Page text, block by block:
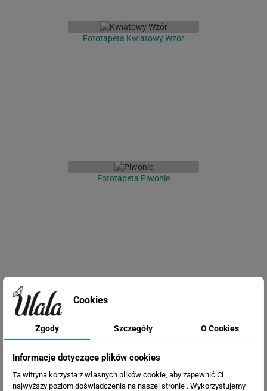
Fototapeta Kwiatowy Wzór
Fototapeta Piwonie
Cookies
Zgody Szczegóły O Cookies
Informacje dotyczące plików cookies
Ta witryna korzysta z własnych plików cookie, aby zapewnić Ci
najwyższy poziom doświadczenia na naszej stronie . Wykorzystujemy